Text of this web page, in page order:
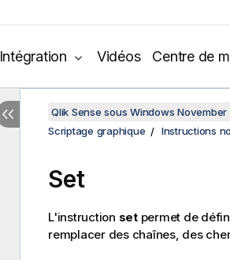
Intégration Vidéos Centre de
Qlik Sense sous Windows November
Scriptage graphique
Instructions
Set
L'instruction setpermet de
remplacer des chaînes, des